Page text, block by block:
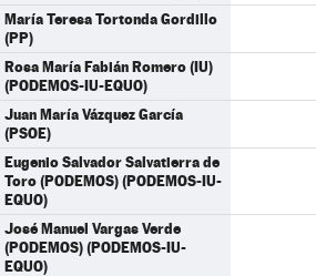
María Teresa Tortonda Gordillo
(PP)
Rosa María Fabián Romero (IU)
(PODEMOS-IU-EQUO)
Juan María Vázquez García
(PSOE)
Eugenio Salvador Salvatierra de
Toro (PODEMOS) (PODEMOS-IU-
EQUO)
José Manuel Vargas Verde
(PODEMOS) (PODEMOS-IU-
EQUO)